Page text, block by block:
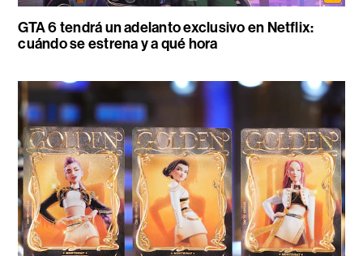
GTA 6 tendrá un adelanto exclusivo en Netflix:
cuándo se estrena y a qué hora